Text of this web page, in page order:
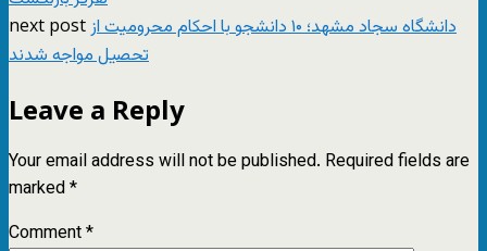
next postدانشگاه سجاد مشهد؛ ۱۰ دانشجو با احکام محرومیت از
تحصیل مواجه شدند
Leave a Reply
Your email address will not be published. Required fields are
marked*
Comment*